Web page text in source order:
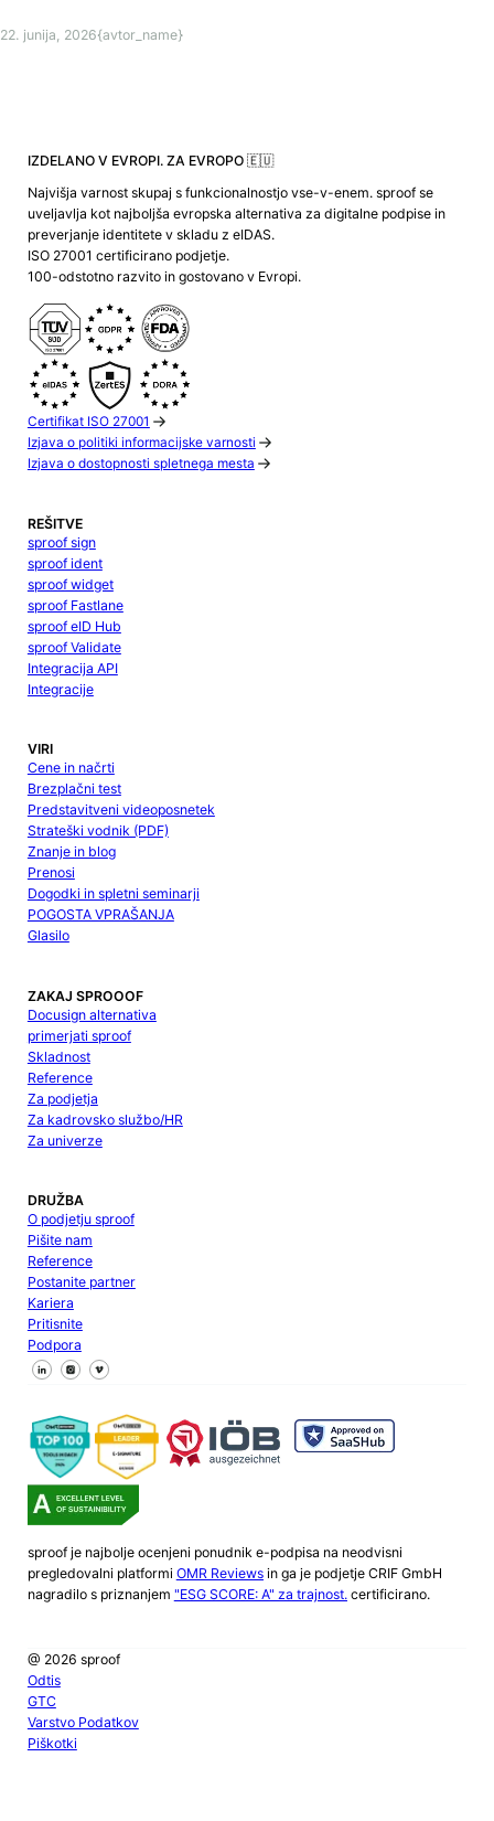
22. junija, 2026{avtor_name}
IZDELANO V EVROPI. ZA EVROPO 🇪🇺
Najvišja varnost skupaj s funkcionalnostjo vse-v-enem. sproof se
uveljavlja kot najboljša evropska alternativa za digitalne podpise in
preverjanje identitete v skladu z eIDAS.
ISO 27001 certificirano podjetje.
100-odstotno razvito in gostovano v Evropi.
Certifikat ISO 27001
Izjava o politiki informacijske varnosti
Izjava o dostopnosti spletnega mesta
REŠITVE
sproof sign
sproof ident
sproof widget
sproof Fastlane
sproof eID Hub
sproof Validate
Integracija API
Integracije
VIRI
Cene in načrti
Brezplačni test
Predstavitveni videoposnetek
Strateški vodnik (PDF)
Znanje in blog
Prenosi
Dogodki in spletni seminarji
POGOSTA VPRAŠANJA
Glasilo
ZAKAJ SPROOOF
Docusign alternativa
primerjati sproof
Skladnost
Reference
Za podjetja
Za kadrovsko službo/HR
Za univerze
DRUŽBA
O podjetju sproof
Pišite nam
Reference
Postanite partner
Kariera
Pritisnite
Podpora
Sledite nam na Facebooku
Sledite nam na X
Sledite nam na LinkedInu
sproof je najbolje ocenjeni ponudnik e-podpisa na neodvisni
pregledovalni platformi OMR Reviewsin ga je podjetje CRIF GmbH
nagradilo s priznanjem "ESG SCORE: A" za trajnost.certificirano.
@ 2026 sproof
Odtis
GTC
Varstvo Podatkov
Piškotki